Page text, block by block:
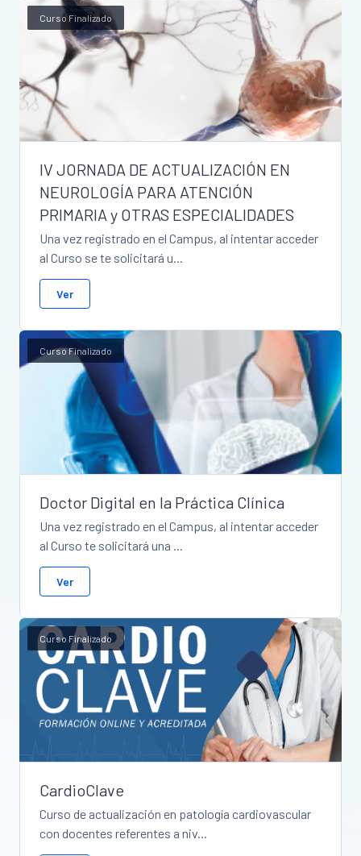
Curso Finalizado
IV JORNADA DE ACTUALIZACIÓN EN
NEUROLOGÍA PARA ATENCIÓN
PRIMARIA y OTRAS ESPECIALIDADES
Una vez registrado en el Campus, al intentar acceder
al Curso se te solicitará u...
Ver
Curso Finalizado
Doctor Digital en la Práctica Clínica
Una vez registrado en el Campus, al intentar acceder
al Curso te solicitará una ...
Ver
Curso Finalizado
CardioClave
Curso de actualización en patología cardiovascular
con docentes referentes a niv...